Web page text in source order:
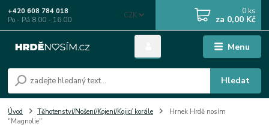
Menu
CZK
Hledat
+420 608 784 018
Po - Pá 8.00 - 16.00
0 ks
za 0,00 Kč
Úvod Těhotenství/Nošení/Kojení/Kojicí korále
Hrnek Hrdě nosím
"Magnolie"